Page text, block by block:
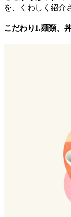
を、くわしく紹介
こだわり1.麺類、